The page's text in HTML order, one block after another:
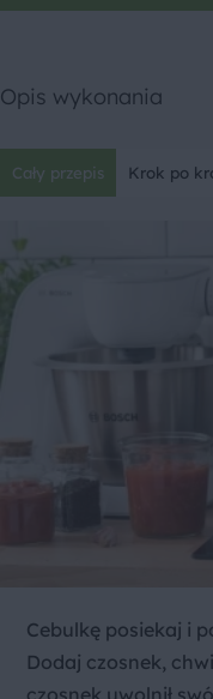
Opis wykonania
Cały przepis Krok po
Cebulkę posiekaj i
Dodaj czosnek,